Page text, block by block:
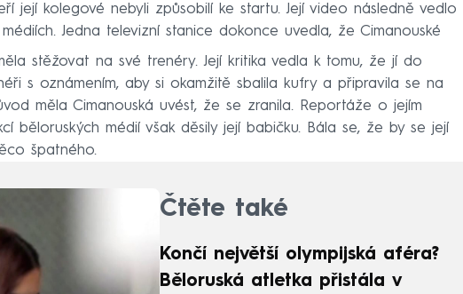
její kolegové nebyli způsobilí ke startu. Její video následně vedlo
Jedna televizní stanice dokonce uvedla, že Cimanouské
stěžovat na své trenéry. Její kritika vedla k tomu, že jí do
s oznámením, aby si okamžitě sbalila kufry a připravila se na
měla Cimanouská uvést, že se zranila. Reportáže o jejím
běloruských médií však děsily její babičku. Bála se, že by se její
špatného.
Čtěte také
Končí největší olympijská aféra?
Běloruská atletka přistála v